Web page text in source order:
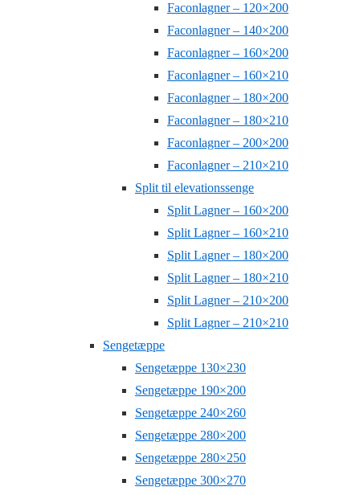
Faconlagner – 120×200
Faconlagner – 140×200
Faconlagner – 160×200
Faconlagner – 160×210
Faconlagner – 180×200
Faconlagner – 180×210
Faconlagner – 200×200
Faconlagner – 210×210
Split til elevationssenge
Split Lagner – 160×200
Split Lagner – 160×210
Split Lagner – 180×200
Split Lagner – 180×210
Split Lagner – 210×200
Split Lagner – 210×210
Sengetæppe
Sengetæppe 130×230
Sengetæppe 190×200
Sengetæppe 240×260
Sengetæppe 280×200
Sengetæppe 280×250
Sengetæppe 300×270